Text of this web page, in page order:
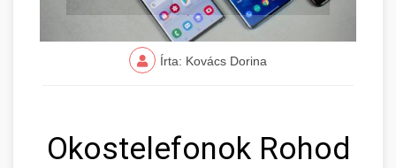
Írta: Kovács Dorina
Okostelefonok Rohod